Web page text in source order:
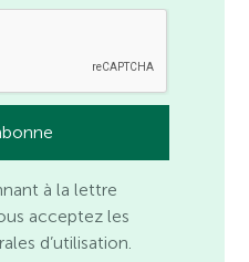
à la lettre
acceptez les
d’utilisation.